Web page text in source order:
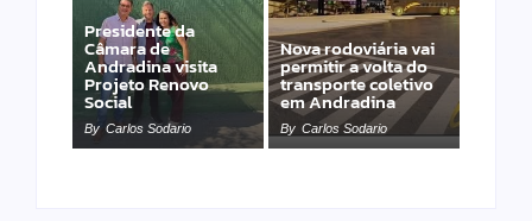
Presidente da
Câmara de
Andradina visita
Projeto Renovo
Social
By Carlos Sodario
Nova rodoviária vai
permitir a volta do
transporte coletivo
em Andradina
By Carlos Sodario